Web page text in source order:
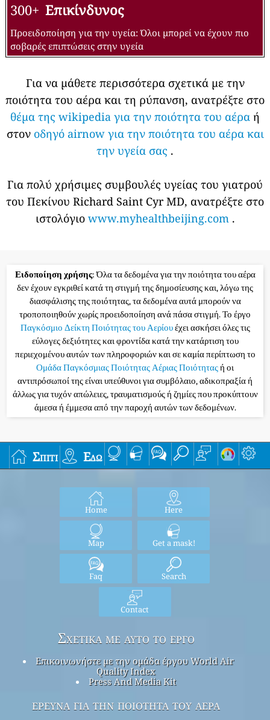
300+ Επικίνδυνος
Προειδοποίηση για την υγεία: Όλοι μπορεί να έχουν πιο
σοβαρές επιπτώσεις στην υγεία
Για να μάθετε περισσότερα σχετικά με την
ποιότητα του αέρα και τη ρύπανση, ανατρέξτε στο
θέμα της wikipedia για την ποιότητα του αέρα ή
στον οδηγό airnow για την ποιότητα του αέρα και
την υγεία σας .
Για πολύ χρήσιμες συμβουλές υγείας του γιατρού
του Πεκίνου Richard Saint Cyr MD, ανατρέξτε στο
ιστολόγιο www.myhealthbeijing.com.
Ειδοποίηση χρήσης: Όλα τα δεδομένα για την ποιότητα του αέρα
δεν έχουν εγκριθεί κατά τη στιγμή της δημοσίευσης και, λόγω της
διασφάλισης της ποιότητας, τα δεδομένα αυτά μπορούν να
τροποποιηθούν χωρίς προειδοποίηση ανά πάσα στιγμή. Το έργο
Παγκόσμιο Δείκτη Ποιότητας του Αερίουέχει ασκήσει όλες τις
εύλογες δεξιότητες και φροντίδα κατά την κατάρτιση του
περιεχομένου αυτών των πληροφοριών και σε καμία περίπτωση το
Ομάδα Παγκόσμιας Ποιότητας Αέριας Ποιότηταςή οι
αντιπρόσωποί της είναι υπεύθυνοι για συμβόλαιο, αδικοπραξία ή
άλλως για τυχόν απώλειες, τραυματισμούς ή ζημίες που προκύπτουν
άμεσα ή έμμεσα από την παροχή αυτών των δεδομένων.
Σπίτι Εδώ
Home Here
Map Get a mask!
Faq Search
Contact
Σχετικά με αυτό το έργο
Επικοινωνήστε με την ομάδα έργου World Air
Quality Index
Press And Media Kit
έρευνα για την ποιότητα του αέρα